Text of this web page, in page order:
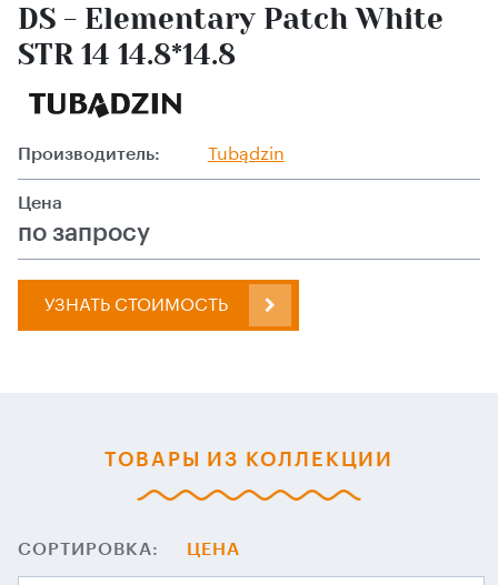
DS - Elementary Patch White
STR 14 14.8*14.8
Производитель: Tubądzin
Цена
по запросу
УЗНАТЬ СТОИМОСТЬ
ТОВАРЫ ИЗ КОЛЛЕКЦИИ
СОРТИРОВКА: ЦЕНА